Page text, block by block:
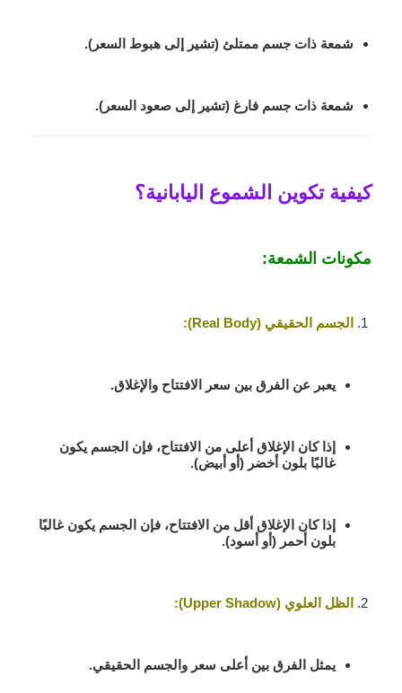
شمعة ذات جسم ممتلئ (تشير إلى هبوط السعر).
شمعة ذات جسم فارغ (تشير إلى صعود السعر).
كيفية تكوين الشموع اليابانية؟
مكونات الشمعة:
الجسم الحقيقي (Real Body) :
يعبر عن الفرق بين سعر الافتتاح والإغلاق.
إذا كان الإغلاق أعلى من الافتتاح، فإن الجسم يكون
غالبًا بلون أخضر (أو أبيض).
إذا كان الإغلاق أقل من الافتتاح، فإن الجسم يكون غالبًا
بلون أحمر (أو أسود).
الظل العلوي (Upper Shadow) :
يمثل الفرق بين أعلى سعر والجسم الحقيقي.